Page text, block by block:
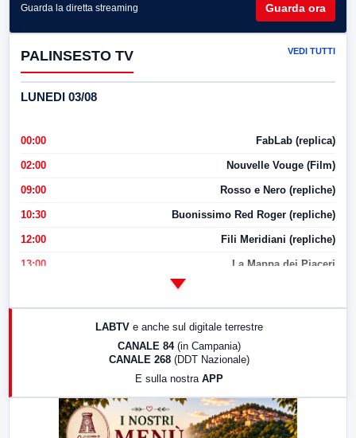
Guarda la diretta streaming Guarda ora
PALINSESTO TV VEDI TUTTI
LUNEDI 03/08
00:00 FabLab (replica)
02:00 Nouvelle Vouge (Film)
09:00 Rosso e Nero (repliche)
10:30 Buonissimo Red Roger (repliche)
12:00 Fili Meridiani (repliche)
13:00 La Mappa dei Piaceri
17:00 LabNews (replica)
LabNews (replica)
LABTV e anche sul digitale terrestre
CANALE 84 (in Campania)
CANALE 268 (DDT Nazionale)
E sulla nostra APP